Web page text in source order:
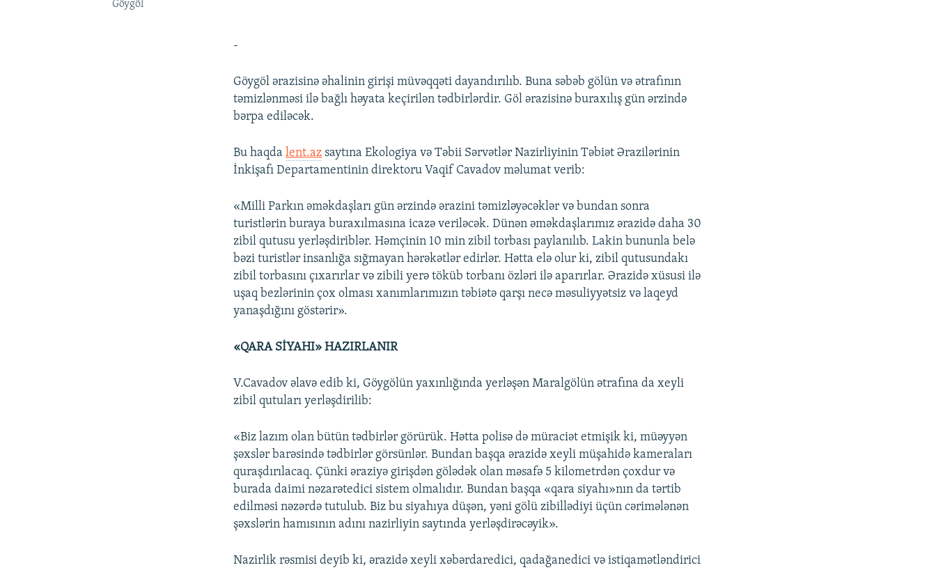
Göygöl
-
Göygöl ərazisinə əhalinin girişi müvəqqəti dayandırılıb. Buna səbəb gölün və ətrafının
təmizlənməsi ilə bağlı həyata keçirilən tədbirlərdir. Göl ərazisinə buraxılış gün ərzində
bərpa ediləcək.
Bu haqdalent.az saytına Ekologiya və Təbii Sərvətlər Nazirliyinin Təbiət Ərazilərinin
İnkişafı Departamentinin direktoru Vaqif Cavadov məlumat verib:
«Milli Parkın əməkdaşları gün ərzində ərazini təmizləyəcəklər və bundan sonra
turistlərin buraya buraxılmasına icazə veriləcək. Dünən əməkdaşlarımız ərazidə daha 30
zibil qutusu yerləşdiriblər. Həmçinin 10 min zibil torbası paylanılıb. Lakin bununla belə
bəzi turistlər insanlığa sığmayan hərəkətlər edirlər. Hətta elə olur ki, zibil qutusundakı
zibil torbasını çıxarırlar və zibili yerə töküb torbanı özləri ilə aparırlar. Ərazidə xüsusi ilə
uşaq bezlərinin çox olması xanımlarımızın təbiətə qarşı necə məsuliyyətsiz və laqeyd
yanaşdığını göstərir».
«QARA SİYAHI» HAZIRLANIR
V.Cavadov əlavə edib ki, Göygölün yaxınlığında yerləşən Maralgölün ətrafına da xeyli
zibil qutuları yerləşdirilib:
«Biz lazım olan bütün tədbirlər görürük. Hətta polisə də müraciət etmişik ki, müəyyən
şəxslər barəsində tədbirlər görsünlər. Bundan başqa ərazidə xeyli müşahidə kameraları
quraşdırılacaq. Çünki əraziyə girişdən gölədək olan məsafə 5 kilometrdən çoxdur və
burada daimi nəzarətedici sistem olmalıdır. Bundan başqa «qara siyahı»nın da tərtib
edilməsi nəzərdə tutulub. Biz bu siyahıya düşən, yəni gölü zibillədiyi üçün cərimələnən
şəxslərin hamısının adını nazirliyin saytında yerləşdirəcəyik».
Nazirlik rəsmisi deyib ki, ərazidə xeyli xəbərdaredici, qadağanedici və istiqamətləndirici